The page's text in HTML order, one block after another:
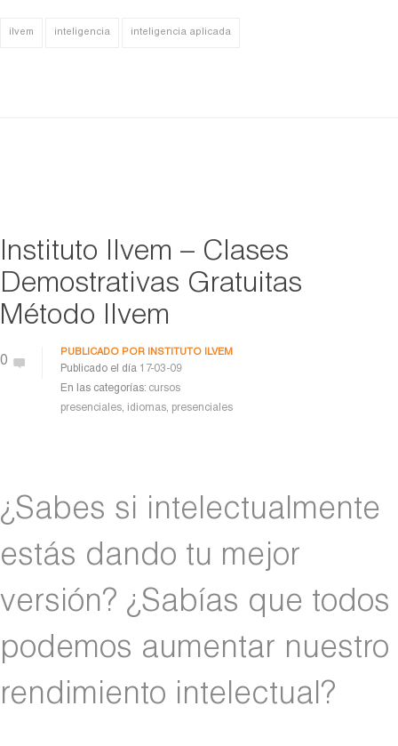
ilvem inteligencia inteligencia aplicada
Instituto Ilvem – Clases
Demostrativas Gratuitas
Método Ilvem
0
PUBLICADO POR INSTITUTO ILVEM
Publicado el día 17-03-09
En las categorías: cursos
presenciales, idiomas, presenciales
¿Sabes si intelectualmente
estás dando tu mejor
versión? ¿Sabías que todos
podemos aumentar nuestro
rendimiento intelectual?